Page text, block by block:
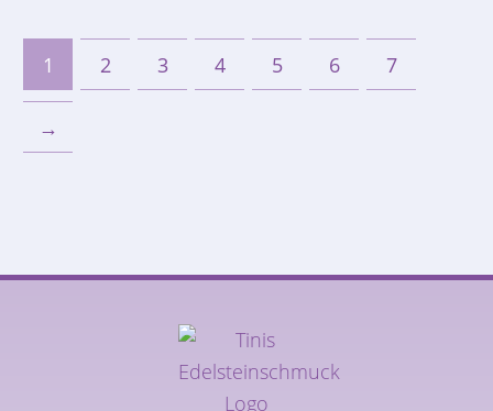
1 2 3 4 5 6 7
→